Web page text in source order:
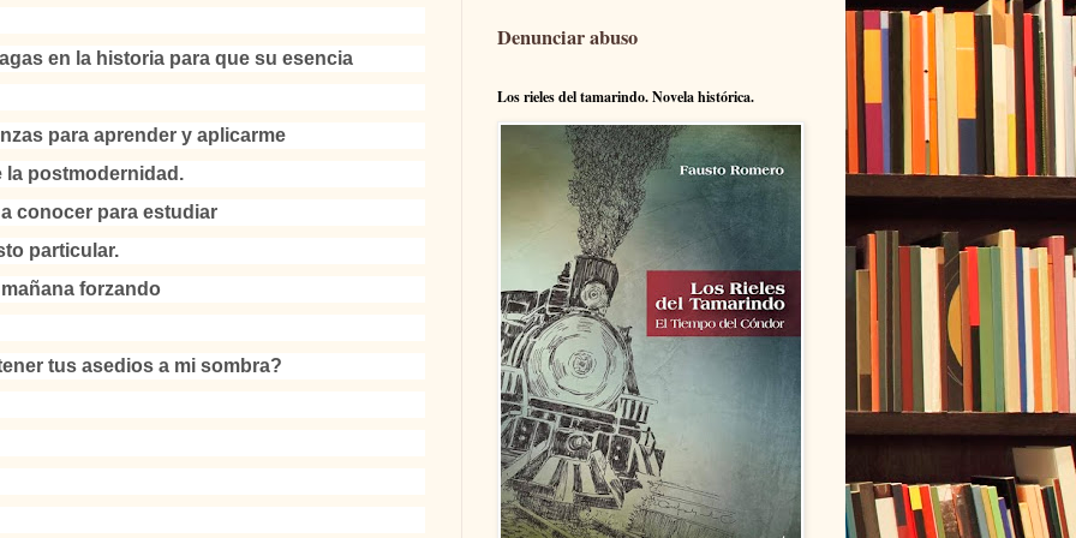
en la historia para que su esencia
para aprender y aplicarme
la postmodernidad.
conocer para estudiar
particular.
forzando
tus asedios a mi sombra?
Denunciar abuso
Los rieles del tamarindo. Novela histórica.